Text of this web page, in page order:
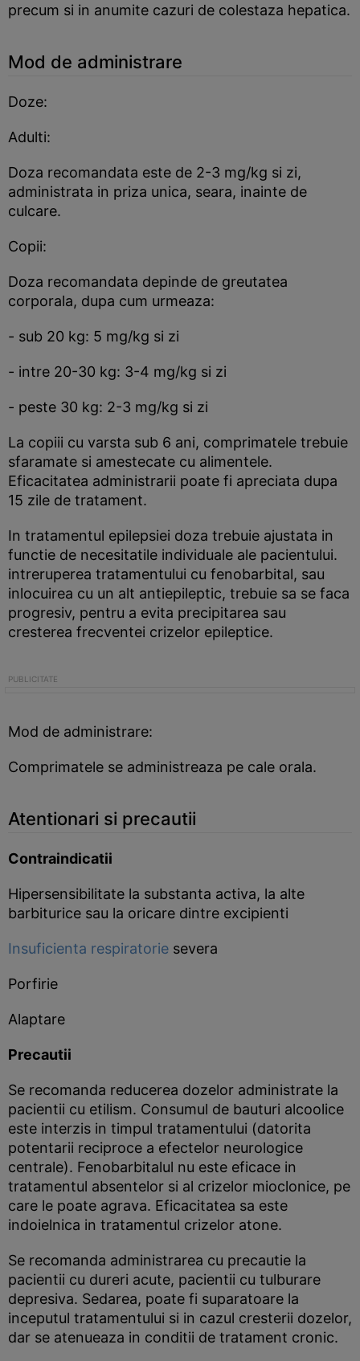
precum si in anumite cazuri de colestaza hepatica.
Mod de administrare
Doze:
Adulti:
Doza recomandata este de 2-3 mg/kg si zi,
administrata in priza unica, seara, inainte de
culcare.
Copii:
Doza recomandata depinde de greutatea
corporala, dupa cum urmeaza:
- sub 20 kg: 5 mg/kg si zi
- intre 20-30 kg: 3-4 mg/kg si zi
- peste 30 kg: 2-3 mg/kg si zi
La copiii cu varsta sub 6 ani, comprimatele trebuie
sfaramate si amestecate cu alimentele.
Eficacitatea administrarii poate fi apreciata dupa
15 zile de tratament.
In tratamentul epilepsiei doza trebuie ajustata in
functie de necesitatile individuale ale pacientului.
intreruperea tratamentului cu fenobarbital, sau
inlocuirea cu un alt antiepileptic, trebuie sa se faca
progresiv, pentru a evita precipitarea sau
cresterea frecventei crizelor epileptice.
Mod de administrare:
Comprimatele se administreaza pe cale orala.
Atentionari si precautii
Contraindicatii
Hipersensibilitate la substanta activa, la alte
barbiturice sau la oricare dintre excipienti
Insuficienta respiratorie severa
Porfirie
Alaptare
Precautii
Se recomanda reducerea dozelor administrate la
pacientii cu etilism. Consumul de bauturi alcoolice
este interzis in timpul tratamentului (datorita
potentarii reciproce a efectelor neurologice
centrale). Fenobarbitalul nu este eficace in
tratamentul absentelor si al crizelor mioclonice, pe
care le poate agrava. Eficacitatea sa este
indoielnica in tratamentul crizelor atone.
Se recomanda administrarea cu precautie la
pacientii cu dureri acute, pacientii cu tulburare
depresiva. Sedarea, poate fi suparatoare la
inceputul tratamentului si in cazul cresterii dozelor,
dar se atenueaza in conditii de tratament cronic.